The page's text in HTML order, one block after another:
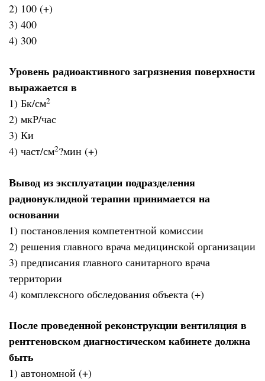
2) 100 (+)
3) 400
4) 300
Уровень радиоактивного загрязнения поверхности
выражается в
1) Бк/см2
2) мкР/час
3) Ки
4) част/см2?мин (+)
Вывод из эксплуатации подразделения
радионуклидной терапии принимается на
основании
1) постановления компетентной комиссии
2) решения главного врача медицинской организации
3) предписания главного санитарного врача
территории
4) комплексного обследования объекта (+)
После проведенной реконструкции вентиляция в
рентгеновском диагностическом кабинете должна
быть
1) автономной (+)